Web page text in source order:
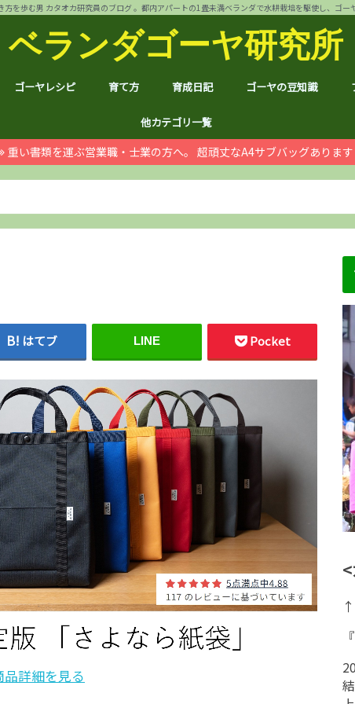
を歩む男 カタオカ研究員のブログ 。都内アパートの1畳未満ベランダで水耕栽培を駆使し、ゴ
ベランダゴーヤ研究所
ゴーヤレシピ 育て方
自動給水装置
ハイポニカ水耕栽培とは
ノウハウ
育成日記
ほんわか
日常
月例報告
収支決算
ゴーヤの豆知識
他カテゴリ一覧
ゴジラ
空き家
PC・スマホ
シャープ
ドローン
ブログ運営 月次運
ノウハ
ブロフ
ムダ知識 顔ハメ
お宝記
サカナ
ハンド
マラソン 上野
荒川
久喜マ
体幹ト
RX100
子育て
#地域ブログ 地元広
北区の
荒川区
台東区
茨城の
京都の
グルメ
株式投資・お金 個別銘
株主総
株主優
雑貨屋
仮想通
本多静
お得な
ふるさ
重い書類を運ぶ営業職・士業の方へ。 超頑丈なA4サブバッグあります
はてブ LINE Pocket
詳細を見る